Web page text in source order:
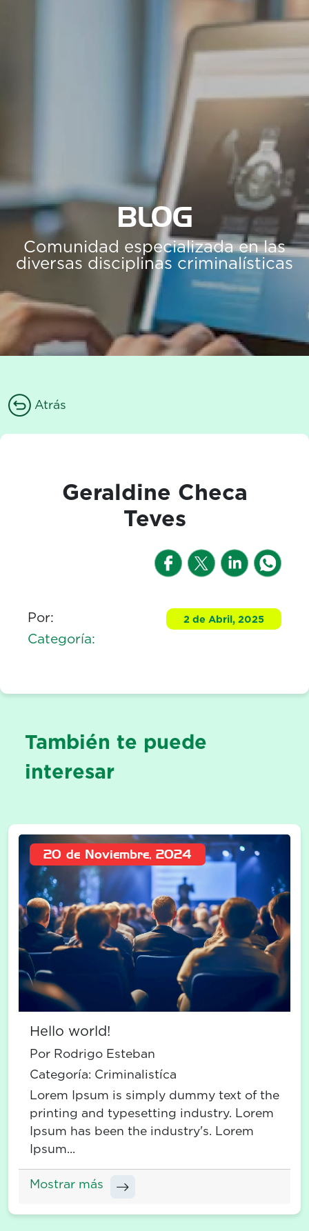
BLOG
Comunidad especializada en las
diversas disciplinas criminalísticas
Atrás
Geraldine Checa
Teves
Por: 2 de Abril, 2025
Categoría:
También te puede
interesar
20 de Noviembre, 2024
Hello world!
Por Rodrigo Esteban
Categoría: Criminalistíca
Lorem Ipsum is simply dummy text of the
printing and typesetting industry. Lorem
Ipsum has been the industry's. Lorem
Ipsum...
Mostrar más